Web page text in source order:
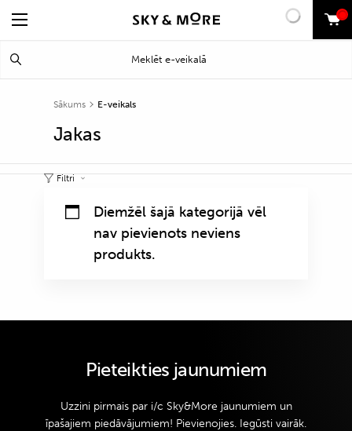
0
Sākums E-veikals
Jakas
Filtri
Diemžēl šajā kategorijā vēl
nav pievienots neviens
produkts.
Pieteikties jaunumiem
Uzzini pirmais par i/c Sky&More jaunumiem un
īpašajiem piedāvājumiem! Pievienojies. Iegūsti vairāk.